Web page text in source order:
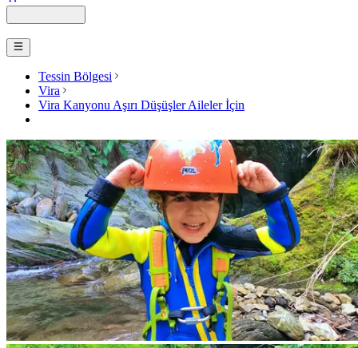
Tessin Bölgesi
Vira
Vira Kanyonu Aşırı Düşüşler Aileler İçin